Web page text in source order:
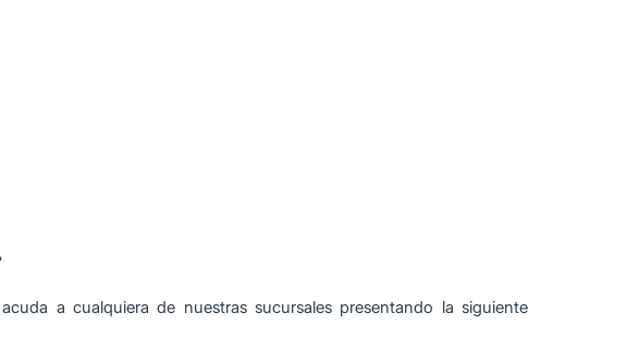
a cualquiera de nuestras sucursales presentando la siguiente